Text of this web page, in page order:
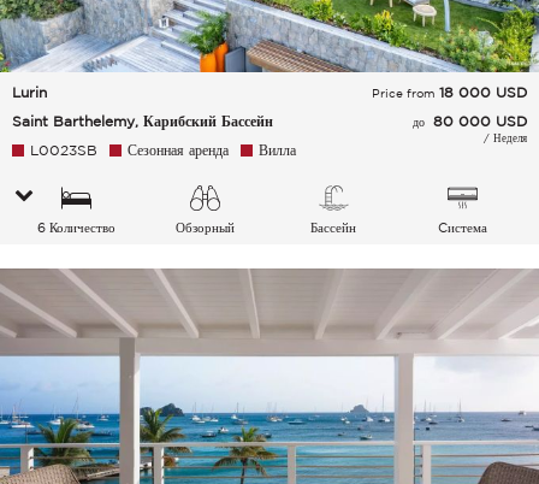
Lurin
Saint Barthelemy, Карибский Бассейн
Price from 18 000 USD
до 80 000 USD
/ Неделя
L0023SB Сезонная аренда Вилла
6 Количество
Обзорный Бассейн
Cистема